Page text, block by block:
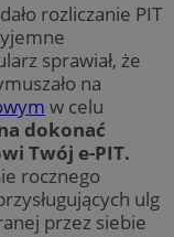
rozliczanie PIT
sprawiał, że
na
w celu
dokonać
Twój e-PIT.
rocznego
ulg
przez siebie